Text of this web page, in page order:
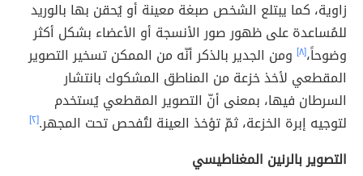
زاوية، كما يبتلع الشخص صبغة معينة أو يُحقن بها بالوريد
للمُساعدة على ظهور صور الأنسجة أو الأعضاء بشكل أكثر
وضوحاً،[٨]
ومن الجدير بالذكر أنّه من الممكن تسخير التصوير
المقطعي لأخذ خزعة من المناطق المشكوك بانتشار
السرطان فيها، بمعنى أنّ التصوير المقطعي يُستخدم
لتوجيه إبرة الخزعة، ثمّ تؤخذ العينة لتُفحص تحت المجهر.[٢]
التصوير بالرنين المغناطيسي